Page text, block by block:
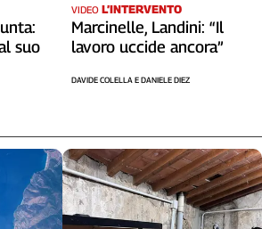
suo
VIDEO L’INTERVENTO
Marcinelle, Landini: “Il
lavoro uccide ancora”
DAVIDE COLELLA E DANIELE DIEZ